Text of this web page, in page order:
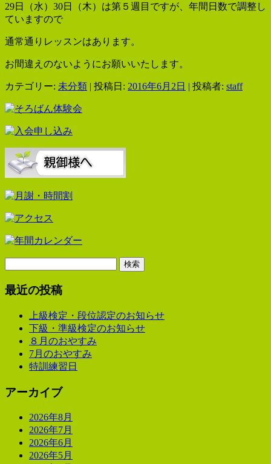
29日（水）30日（木）は第５週目ですが、年間日数で調整し
ていますので
通常通りレッスンはあります。
お間違えのないようにお願いいたします。
カテゴリー: 未分類 | 投稿日: 2016年6月2日 | 投稿者: staff
最近の投稿
上級検定・段位認定のお知らせ
下級・準級検定のお知らせ
８月のおやすみ
7月のおやすみ
特訓練習日
アーカイブ
2026年8月
2026年7月
2026年6月
2026年5月